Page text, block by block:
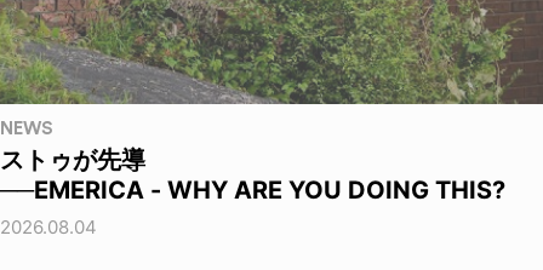
NEWS
ストゥが先導
──EMERICA - WHY ARE YOU DOING THIS?
2026.08.04